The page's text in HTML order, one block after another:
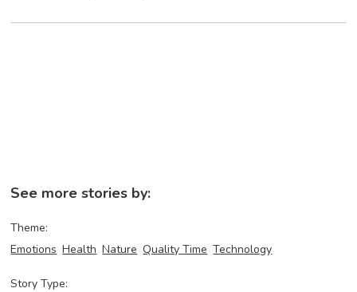
See more stories by:
Theme:
Emotions Health Nature Quality Time Technology
Story Type: